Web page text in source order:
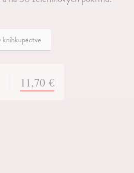
kníhkupectve
11,70 €